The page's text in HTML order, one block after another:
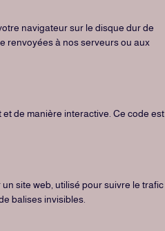
navigateur sur le disque dur de
renvoyées à nos serveurs ou aux
de manière interactive. Ce code est
site web, utilisé pour suivre le trafic
balises invisibles.